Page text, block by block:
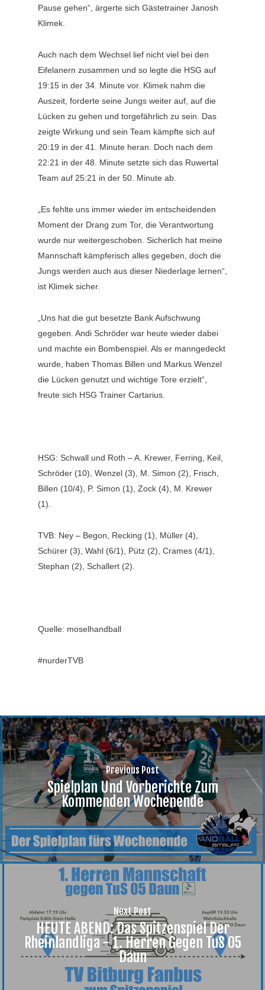
Pause gehen“, ärgerte sich Gästetrainer Janosh
Klimek.
Auch nach dem Wechsel lief nicht viel bei den
Eifelanern zusammen und so legte die HSG auf
19:15 in der 34. Minute vor. Klimek nahm die
Auszeit, forderte seine Jungs weiter auf, auf die
Lücken zu gehen und torgefährlich zu sein. Das
zeigte Wirkung und sein Team kämpfte sich auf
20:19 in der 41. Minute heran. Doch nach dem
22:21 in der 48. Minute setzte sich das Ruwertal
Team auf 25:21 in der 50. Minute ab.
„Es fehlte uns immer wieder im entscheidenden
Moment der Drang zum Tor, die Verantwortung
wurde nur weitergeschoben. Sicherlich hat meine
Mannschaft kämpferisch alles gegeben, doch die
Jungs werden auch aus dieser Niederlage lernen“,
ist Klimek sicher.
„Uns hat die gut besetzte Bank Aufschwung
gegeben. Andi Schröder war heute wieder dabei
und machte ein Bombenspiel. Als er manngedeckt
wurde, haben Thomas Billen und Markus Wenzel
die Lücken genutzt und wichtige Tore erzielt“,
freute sich HSG Trainer Cartarius.
HSG: Schwall und Roth – A. Krewer, Ferring, Keil,
Schröder (10), Wenzel (3), M. Simon (2), Frisch,
Billen (10/4), P. Simon (1), Zock (4), M. Krewer
(1).
TVB: Ney – Begon, Recking (1), Müller (4),
Schürer (3), Wahl (6/1), Pütz (2), Crames (4/1),
Stephan (2), Schallert (2).
Quelle: moselhandball
#nurderTVB
Previous Post
Spielplan Und Vorberichte Zum
Kommenden Wochenende
Next Post
HEUTE ABEND: Das Spitzenspiel Der
Rheinlandliga - 1. Herren Gegen TuS 05
Daun